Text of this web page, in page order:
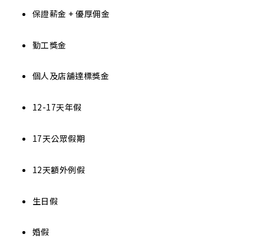
保證薪金 + 優厚佣金
勤工獎金
個人及店舖達標獎金
12-17天年假
17天公眾假期
12天額外例假
生日假
婚假